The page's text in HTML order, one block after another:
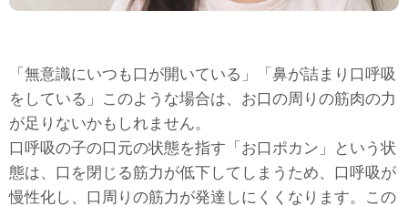
「無意識にいつも口が開いている」「鼻が詰まり口呼吸
をしている」このような場合は、お口の周りの筋肉の力
が足りないかもしれません。
口呼吸の子の口元の状態を指す「お口ポカン」という状
態は、口を閉じる筋力が低下してしまうため、口呼吸が
慢性化し、口周りの筋力が発達しにくくなります。この